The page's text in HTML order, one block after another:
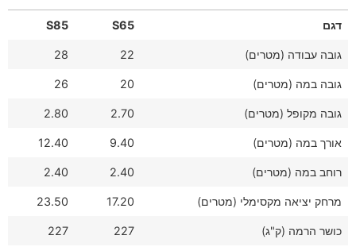
דגם S65
S85
גובה עבודה (מטרים) 22
28
גובה במה (מטרים) 20
26
גובה מקופל (מטרים) 2.70
2.80
אורך במה (מטרים) 9.40
12.40
רוחב במה (מטרים) 2.40
2.40
מרחק יציאה מקסימלי (מטרים) 17.20
23.50
כושר הרמה (ק"ג) 227
227